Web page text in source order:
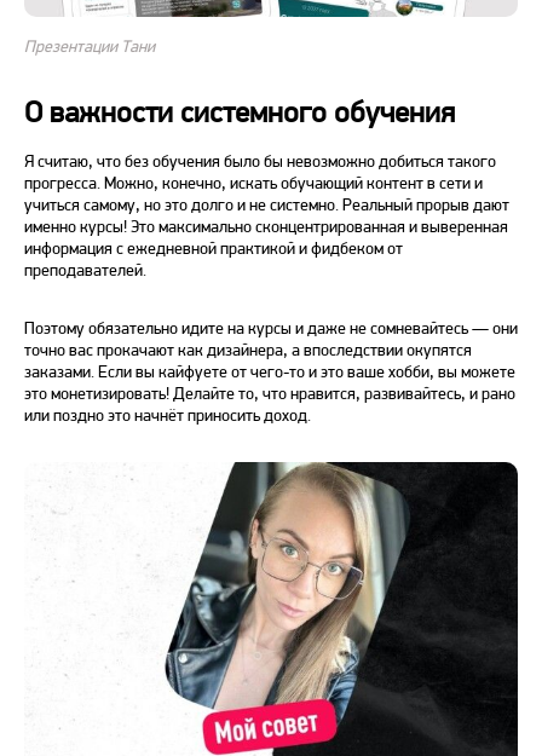
Презентации Тани
О важности системного обучения
Я считаю, что без обучения было бы невозможно добиться такого
прогресса. Можно, конечно, искать обучающий контент в сети и
учиться самому, но это долго и не системно. Реальный прорыв дают
именно курсы! Это максимально сконцентрированная и выверенная
информация с ежедневной практикой и фидбеком от
преподавателей.
Поэтому обязательно идите на курсы и даже не сомневайтесь — они
точно вас прокачают как дизайнера, а впоследствии окупятся
заказами. Если вы кайфуете от чего-то и это ваше хобби, вы можете
это монетизировать! Делайте то, что нравится, развивайтесь, и рано
или поздно это начнёт приносить доход.